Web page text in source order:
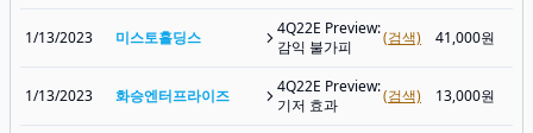
1/13/2023 미스토홀딩스
4Q22E Preview:
감익 불가피
(검색) 41,000원
1/13/2023 화승엔터프라이즈
4Q22E Preview:
기저 효과
(검색) 13,000원